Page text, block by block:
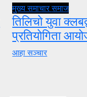
मुख्य समाचारसमाज
तिलिचो युवा
प्रतियोगिता
आहा सञ्चार